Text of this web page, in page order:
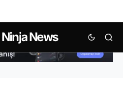
Ninja News